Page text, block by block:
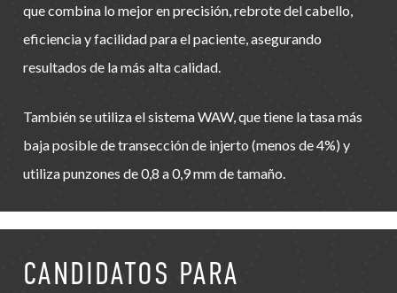
que combina lo mejor en precisión, rebrote del cabello,
eficiencia y facilidad para el paciente, asegurando
resultados de la más alta calidad.
También se utiliza el sistema WAW, que tiene la tasa más
baja posible de transección de injerto (menos de 4%) y
utiliza punzones de 0,8 a 0,9 mm de tamaño.
CANDIDATOS PARA